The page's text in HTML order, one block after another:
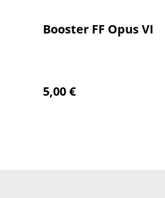
Booster FF Opus VI
5,00 €